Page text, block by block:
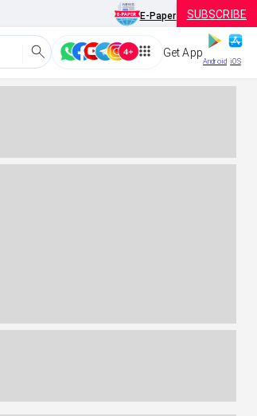
E-Paper SUBSCRIBE
Get App
Android iOS